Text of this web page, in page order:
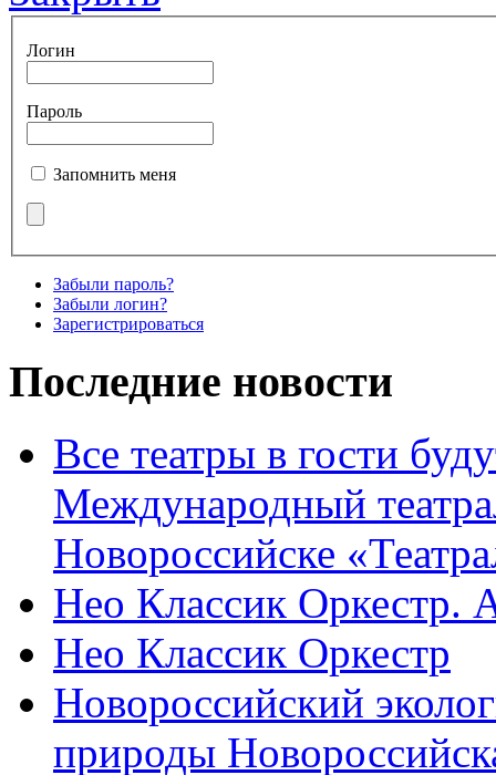
Логин
Пароль
Запомнить меня
Забыли пароль?
Забыли логин?
Зарегистрироваться
Последние новости
Все театры в гости
Международный
Новороссийске
Нео Классик Оркестр.
Нео Классик Оркестр
Новороссийский
природы